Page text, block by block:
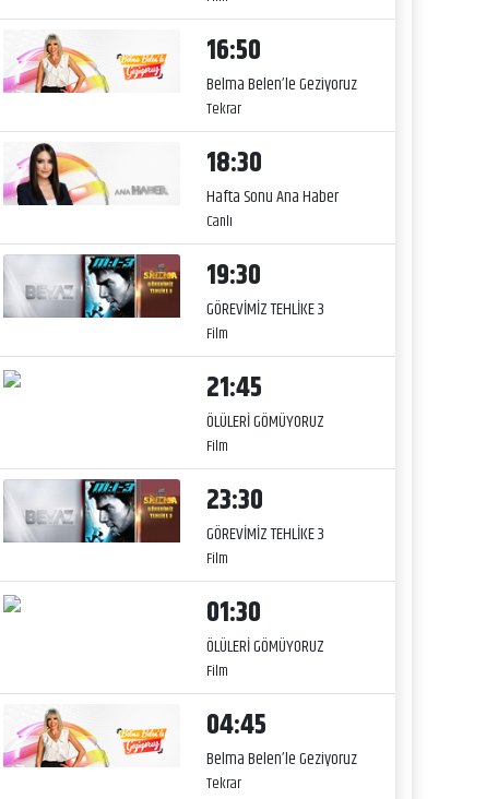
16:50
Belma Belen’le Geziyoruz
Tekrar
18:30
Hafta Sonu Ana Haber
Canlı
19:30
GÖREVİMİZ TEHLİKE 3
Film
21:45
ÖLÜLERİ GÖMÜYORUZ
Film
23:30
GÖREVİMİZ TEHLİKE 3
Film
01:30
ÖLÜLERİ GÖMÜYORUZ
Film
04:45
Belma Belen’le Geziyoruz
Tekrar